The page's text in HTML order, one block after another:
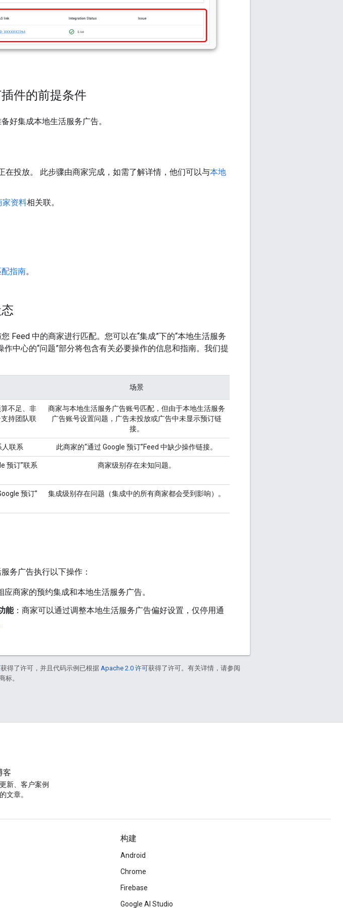
件的前提条件
好集成本地生活服务广告。
在投放。 此步骤由商家完成，如需了解详情，他们可以与本地
家资料相关联。
配指南。
Feed 中的商家进行匹配。您可以在“集成”下的“本地生活服务
中心的“问题”部分将包含有关必要操作的信息和指南。我们提
场景
不足、非
持团队联
商家与本地生活服务广告账号匹配，但由于本地生活服务
广告账号设置问题，广告未投放或广告中未显示预订链
接。
人联系 此商家的“通过 Google 预订”Feed 中缺少操作链接。
预订”联系
商家级别存在未知问题。
预订”
集成级别存在问题（集成中的所有商家都会受到影响）。
务广告执行以下操作：
应商家的预约集成和本地生活服务广告。
能：商家可以通过调整本地生活服务广告偏好设置，仅停用通
获得了许可，并且代码示例已根据 Apache 2.0 许可获得了许可。有关详情，请参阅
标。
客
新、客户案例
文章。
构建
Android
Chrome
Firebase
Google AI Studio